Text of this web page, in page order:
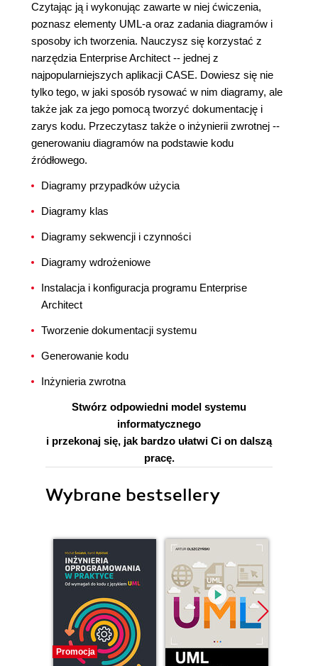
Czytając ją i wykonując zawarte w niej ćwiczenia,
poznasz elementy UML-a oraz zadania diagramów i
sposoby ich tworzenia. Nauczysz się korzystać z
narzędzia Enterprise Architect -- jednej z
najpopularniejszych aplikacji CASE. Dowiesz się nie
tylko tego, w jaki sposób rysować w nim diagramy, ale
także jak za jego pomocą tworzyć dokumentację i
zarys kodu. Przeczytasz także o inżynierii zwrotnej --
generowaniu diagramów na podstawie kodu
źródłowego.
Diagramy przypadków użycia
Diagramy klas
Diagramy sekwencji i czynności
Diagramy wdrożeniowe
Instalacja i konfiguracja programu Enterprise
Architect
Tworzenie dokumentacji systemu
Generowanie kodu
Inżynieria zwrotna
Stwórz odpowiedni model systemu
informatycznego
i przekonaj się, jak bardzo ułatwi Ci on dalszą
pracę.
Wybrane bestsellery
Promocja